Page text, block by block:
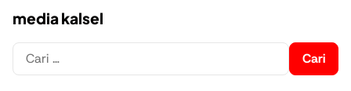
media kalsel
Cari
untuk: